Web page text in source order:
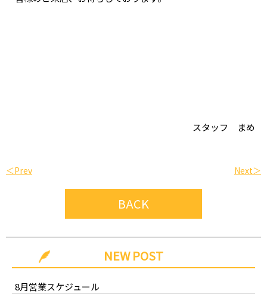
スタッフ まめ
Next＞
＜Prev
BACK
NEW POST
8月営業スケジュール